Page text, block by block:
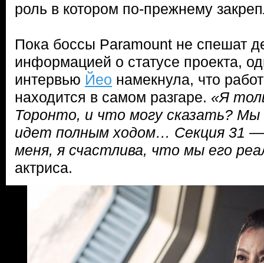
роль в котором по-прежнему
Пока боссы Paramount не спешат
информацией о статусе проекта,
интервью Йео намекнула, что
находится в самом разгаре. «Я
Торонто, и что могу сказать?
идет полным ходом… Секция 31
меня, я счастлива, что мы его
актриса.